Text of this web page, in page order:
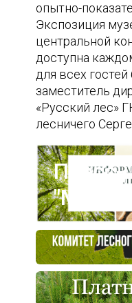
опытно-
Экспозиция
центральной
доступна
для всех
заместитель
«Русский лес»
лесничего